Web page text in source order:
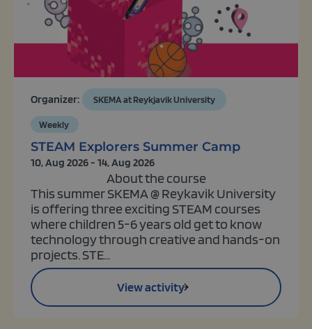
Organizer: SKEMA at Reykjavik University
Weekly
STEAM Explorers Summer Camp
10, Aug 2026 - 14, Aug 2026
About the course
This summer SKEMA @ Reykavik University
is offering three exciting STEAM courses
where children 5-6 years old get to know
technology through creative and hands-on
projects. STE...
View activity